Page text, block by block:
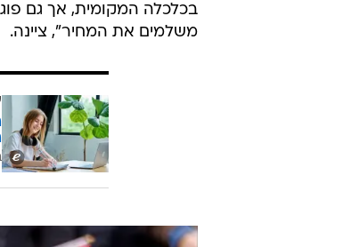
בכלכלה המקומית, אך גם
משלמים את המחיר", ציינה.